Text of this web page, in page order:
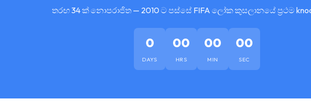
තරඟ 34 ක් නොපරාජිත — 2010 ට පස්සේ FIFA ලෝක කුසලානයේ ප්‍රථම
0
DAYS
00
HRS
00
MIN
00
SEC